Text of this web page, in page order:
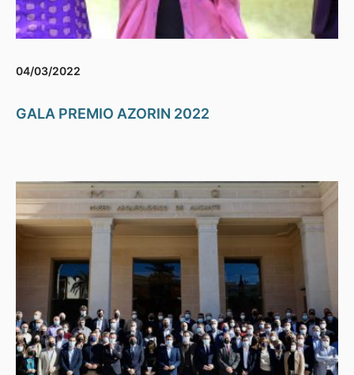
04/03/2022
GALA PREMIO AZORIN 2022